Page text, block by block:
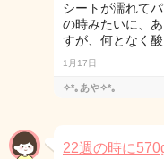
シートが濡れて
の時みたいに、
すが、何となく
1月17日
✧*｡あや✧*｡
22週の時に